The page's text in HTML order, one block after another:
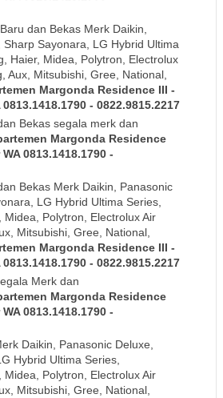
dan Bekas Merk Daikin,
Sharp Sayonara, LG Hybrid Ultima
Haier, Midea, Polytron, Electrolux
Aux, Mitsubishi, Gree, National,
Margonda Residence III -
- 0822.9815.2217
Bekas segala merk dan
Margonda Residence
0813.1418.1790 -
Bekas Merk Daikin, Panasonic
LG Hybrid Ultima Series,
Midea, Polytron, Electrolux Air
Mitsubishi, Gree, National,
Margonda Residence III -
- 0822.9815.2217
Merk dan
Margonda Residence
0813.1418.1790 -
Daikin, Panasonic Deluxe,
Hybrid Ultima Series,
Midea, Polytron, Electrolux Air
Mitsubishi, Gree, National,